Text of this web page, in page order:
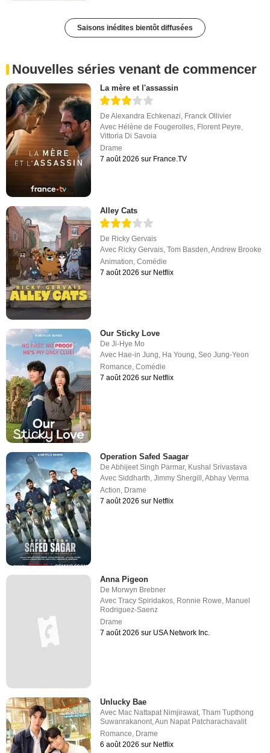
Saisons inédites bientôt diffusées
Nouvelles séries venant de commencer
La mère et l'assassin
DeAlexandra Echkenazi, Franck Ollivier
Avec Hélène de Fougerolles, Florent Peyre,
Vittoria Di Savoia
Drame
7 août 2026 sur France.TV
Alley Cats
De Ricky Gervais
Avec Ricky Gervais,Tom Basden,Andrew Brooke
Animation,Comédie
7 août 2026 sur Netflix
Our Sticky Love
DeJi-Hye Mo
Avec Hae-in Jung, Ha Young,Seo Jung-Yeon
Romance,Comédie
7 août 2026 sur Netflix
Operation Safed Saagar
DeAbhijeet Singh Parmar, Kushal Srivastava
AvecSiddharth ,Jimmy Shergill ,Abhay Verma
Action Drame
7 août 2026 sur Netflix
Anna Pigeon
De Morwyn Brebner
AvecTracy Spiridakos, Ronnie Rowe, Manuel
Rodriguez-Saenz
Drame
7 août 2026 sur USA Network Inc.
Unlucky Bae
Avec Mac Nattapat Nimjirawat,Tham Tupthong
Suwanrakanont,Aun Napat Patcharachavalit
Romance, Drame
6 août 2026 sur Netflix